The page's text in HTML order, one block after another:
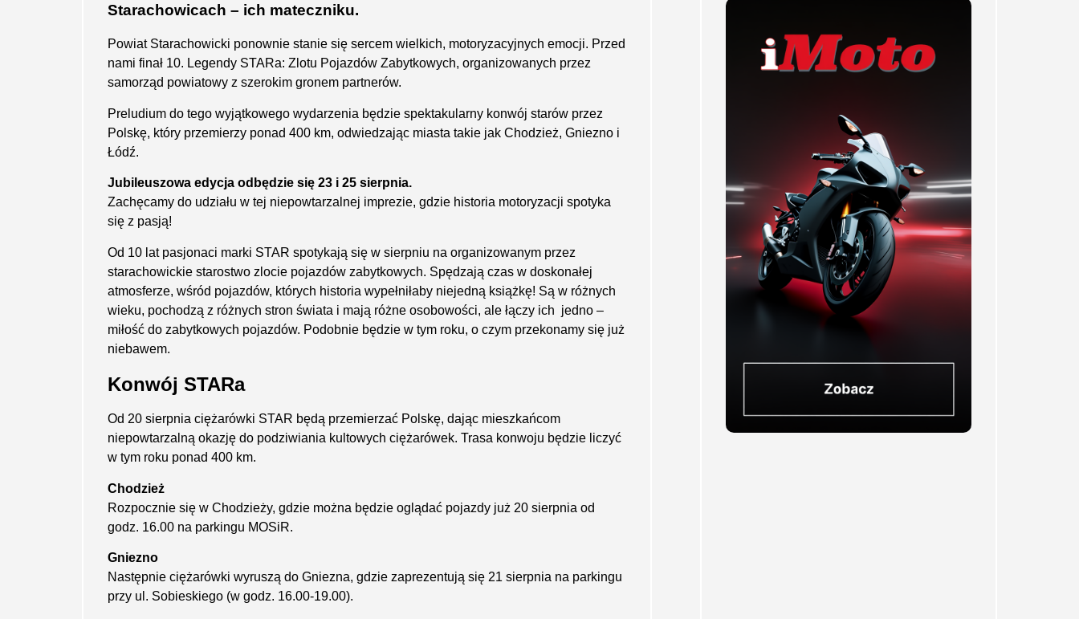
Starachowicach – ich mateczniku.
Powiat Starachowicki ponownie stanie się sercem wielkich, motoryzacyjnych emocji. Przed
nami finał 10. Legendy STARa: Zlotu Pojazdów Zabytkowych, organizowanych przez
samorząd powiatowy z szerokim gronem partnerów.
Preludium do tego wyjątkowego wydarzenia będzie spektakularny konwój starów przez
Polskę, który przemierzy ponad 400 km, odwiedzając miasta takie jak Chodzież, Gniezno i
Łódź.
Jubileuszowa edycja odbędzie się 23 i 25 sierpnia.
Zachęcamy do udziału w tej niepowtarzalnej imprezie, gdzie historia motoryzacji spotyka
się z pasją!
Od 10 lat pasjonaci marki STAR spotykają się w sierpniu na organizowanym przez
starachowickie starostwo zlocie pojazdów zabytkowych. Spędzają czas w doskonałej
atmosferze, wśród pojazdów, których historia wypełniłaby niejedną książkę! Są w różnych
wieku, pochodzą z różnych stron świata i mają różne osobowości, ale łączy ich jedno –
miłość do zabytkowych pojazdów. Podobnie będzie w tym roku, o czym przekonamy się już
niebawem.
Konwój STARa
Od 20 sierpnia ciężarówki STAR będą przemierzać Polskę, dając mieszkańcom
niepowtarzalną okazję do podziwiania kultowych ciężarówek. Trasa konwoju będzie liczyć
w tym roku ponad 400 km.
Chodzież
Rozpocznie się w Chodzieży, gdzie można będzie oglądać pojazdy już 20 sierpnia od
godz. 16.00 na parkingu MOSiR.
Gniezno
Następnie ciężarówki wyruszą do Gniezna, gdzie zaprezentują się 21 sierpnia na parkingu
przy ul. Sobieskiego (w godz. 16.00-19.00).